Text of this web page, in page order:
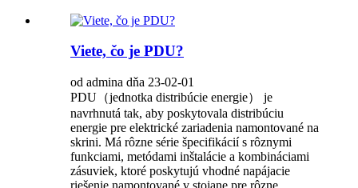
Viete, čo je PDU?
od admina dňa 23-02-01
PDU（jednotka distribúcie energie） je
navrhnutá tak, aby poskytovala distribúciu
energie pre elektrické zariadenia namontované na
skrini. Má rôzne série špecifikácií s rôznymi
funkciami, metódami inštalácie a kombináciami
zásuviek, ktoré poskytujú vhodné napájacie
riešenie namontované v stojane pre rôzne